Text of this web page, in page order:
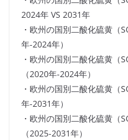
2024年 VS 2031年
・欧州の国別二酸化硫黄（
年-2024年）
・欧州の国別二酸化硫黄（
（2020年-2024年）
・欧州の国別二酸化硫黄（
年-2031年）
・欧州の国別二酸化硫黄（
（2025-2031年）